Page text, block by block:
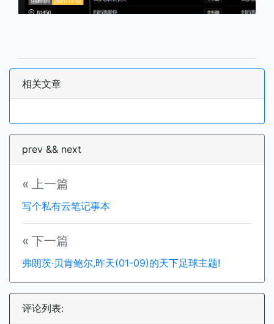
相关文章
prev && next
« 上一篇
写个私有云笔记事本
« 下一篇
弗朗茨·贝肯鲍尔,昨天(01-09)的天下足球主题!
评论列表: